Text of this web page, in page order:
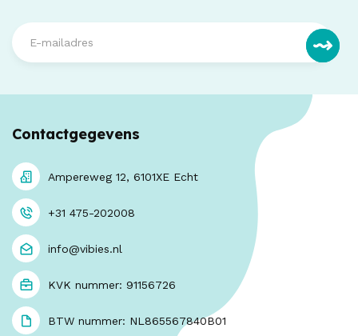
Contactgegevens
Ampereweg 12, 6101XE Echt
+31 475-202008
info@vibies.nl
KVK nummer: 91156726
BTW nummer: NL865567840B01